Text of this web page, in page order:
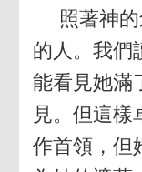
照著神
的人。我們
能看見她滿
見。但這樣
作首領，但